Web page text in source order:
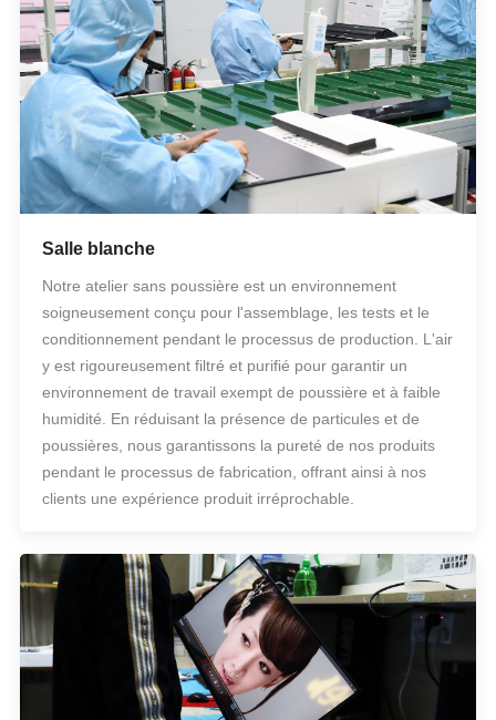
Salle blanche
Notre atelier sans poussière est un environnement
soigneusement conçu pour l'assemblage, les tests et le
conditionnement pendant le processus de production. L'air
y est rigoureusement filtré et purifié pour garantir un
environnement de travail exempt de poussière et à faible
humidité. En réduisant la présence de particules et de
poussières, nous garantissons la pureté de nos produits
pendant le processus de fabrication, offrant ainsi à nos
clients une expérience produit irréprochable.